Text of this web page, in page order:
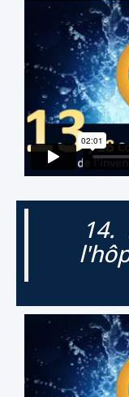
14.